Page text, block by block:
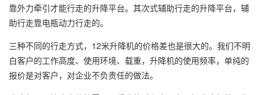
靠外力牵引才能行走的升降平台。其次式辅助行走的升降平台，辅
助行走靠电瓶动力行走的。
三种不同的行走方式，12米升降机的价格差也是很大的。我们不明
白客户的工作高度、使用环境、载重，升降机的使用频率，单纯的
报价是对客户，对企业不负责任的做法。